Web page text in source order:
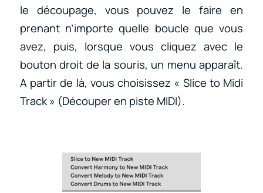
le découpage, vous pouvez le faire en
prenant n’importe quelle boucle que vous
avez, puis, lorsque vous cliquez avec le
bouton droit de la souris, un menu apparaît.
A partir de là, vous choisissez « Slice to Midi
Track » (Découper en piste MIDI).